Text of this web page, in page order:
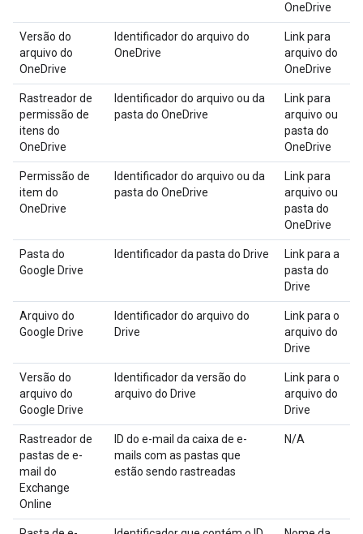
OneDrive
Versão do
arquivo do
OneDrive
Identificador do arquivo do
OneDrive
Link para
arquivo do
OneDrive
Rastreador de
permissão de
itens do
OneDrive
Identificador do arquivo ou da
pasta do OneDrive
Link para
arquivo ou
pasta do
OneDrive
Permissão de
item do
OneDrive
Identificador do arquivo ou da
pasta do OneDrive
Link para
arquivo ou
pasta do
OneDrive
Pasta do
Google Drive
Identificador da pasta do Drive
Link para a
pasta do
Drive
Arquivo do
Google Drive
Identificador do arquivo do
Drive
Link para o
arquivo do
Drive
Versão do
arquivo do
Google Drive
Identificador da versão do
arquivo do Drive
Link para o
arquivo do
Drive
Rastreador de
pastas de e-
mail do
Exchange
Online
ID do e-mail da caixa de e-
mails com as pastas que
estão sendo rastreadas
N/A